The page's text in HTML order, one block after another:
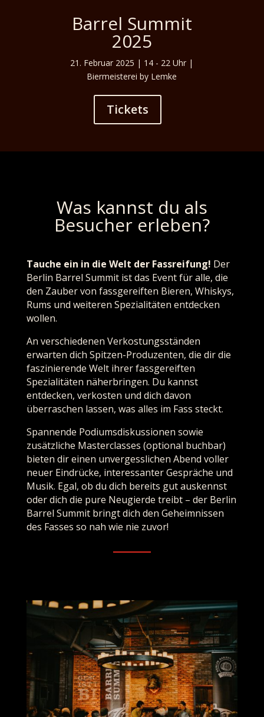
Barrel Summit
2025
21. Februar 2025 | 14 - 22 Uhr |
Biermeisterei by Lemke
Tickets
Was kannst du als
Besucher erleben?
Tauche ein in die Welt der Fassreifung! Der
Berlin Barrel Summit ist das Event für alle, die
den Zauber von fassgereiften Bieren, Whiskys,
Rums und weiteren Spezialitäten entdecken
wollen.
An verschiedenen Verkostungsständen
erwarten dich Spitzen-Produzenten, die dir die
faszinierende Welt ihrer fassgereiften
Spezialitäten näherbringen. Du kannst
entdecken, verkosten und dich davon
überraschen lassen, was alles im Fass steckt.
Spannende Podiumsdiskussionen sowie
zusätzliche Masterclasses (optional buchbar)
bieten dir einen unvergesslichen Abend voller
neuer Eindrücke, interessanter Gespräche und
Musik. Egal, ob du dich bereits gut auskennst
oder dich die pure Neugierde treibt – der Berlin
Barrel Summit bringt dich den Geheimnissen
des Fasses so nah wie nie zuvor!